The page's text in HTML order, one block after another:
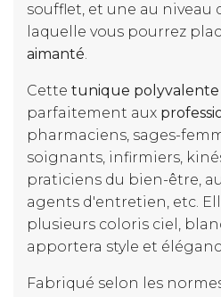
soufflet, et une au niveau
laquelle vous pourrez
aimanté.
Cette tunique polyvalente
parfaitement aux
pharmaciens, sages-
soignants, infirmiers,
praticiens du bien-être,
agents d'entretien, etc.
plusieurs coloris ciel,
apportera style et
Fabriqué selon les